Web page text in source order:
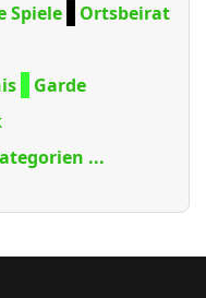
Spiele
Ortsbeirat
Garde
...